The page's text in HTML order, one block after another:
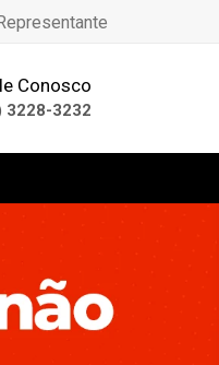
Conosco
3228-3232